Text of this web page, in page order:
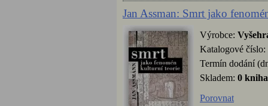
Jan Assman: Smrt jako
Výrobce:
Katalogové číslo:
Termín dodání
Skladem: 0 kniha
Porovnat